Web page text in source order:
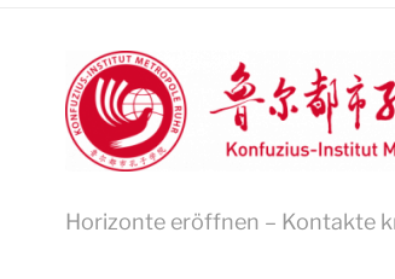
Horizonte eröffnen – Kontakte